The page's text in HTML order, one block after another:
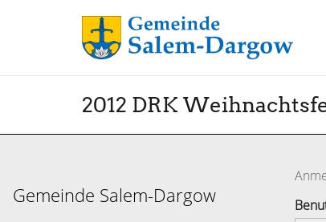
2012 DRK
Gemeinde Salem-Dargow